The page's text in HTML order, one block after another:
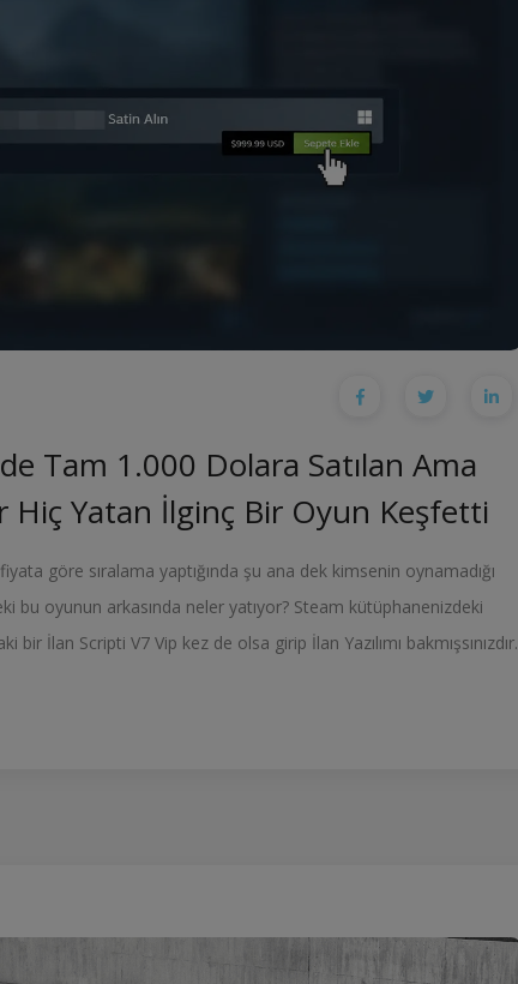
Tam 1.000 Dolara Satılan Ama
Hiç Yatan İlginç Bir Oyun Keşfetti
göre sıralama yaptığında şu ana dek kimsenin oynamadığı
bu oyunun arkasında neler yatıyor? Steam kütüphanenizdeki
bir İlan Scripti V7 Vip kez de olsa girip İlan Yazılımı bakmışsınızdır.